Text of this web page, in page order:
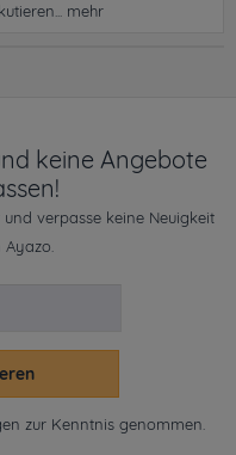
mehr
keine Angebote
verpasse keine Neuigkeit
zur Kenntnis genommen.